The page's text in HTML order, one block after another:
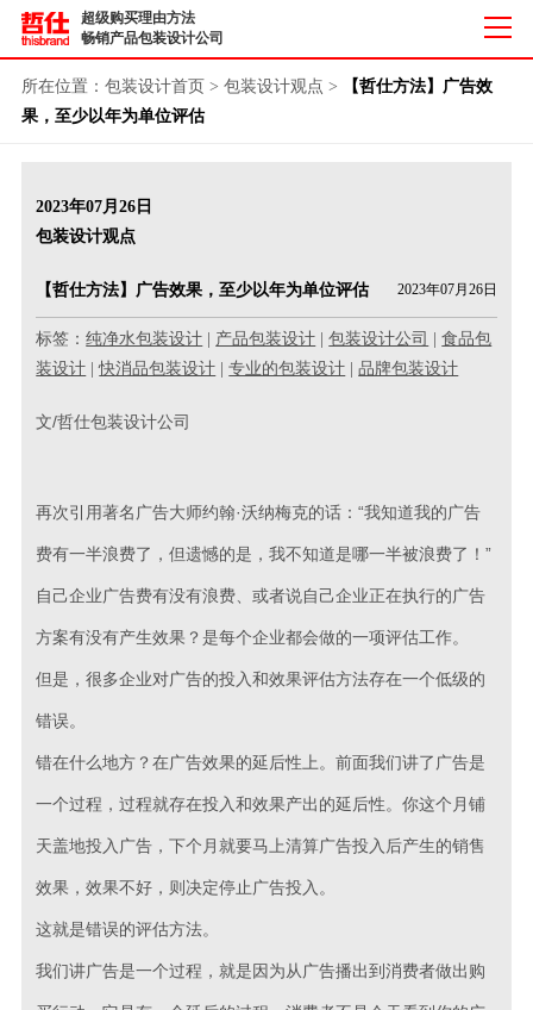
超级购买理由方法
畅销产品包装设计公司
所在位置： 包装设计首页 > 包装设计观点 >
【哲仕方法】广告效
果，至少以年为单位评估
2023年07月26日
包装设计观点
【哲仕方法】广告效果，至少以年为单位评估 2023年07月26日
标签：纯净水包装设计 产品包装设计 |包装设计公司 |食品包
装设计 |快消品包装设计 |专业的包装设计 |品牌包装设计
文/哲仕包装设计公司
再次引用著名广告大师约翰·沃纳梅克的话：“我知道我的广告
费有一半浪费了，但遗憾的是，我不知道是哪一半被浪费了！”
自己企业广告费有没有浪费、或者说自己企业正在执行的广告
方案有没有产生效果？是每个企业都会做的一项评估工作。
但是，很多企业对广告的投入和效果评估方法存在一个低级的
错误。
错在什么地方？在广告效果的延后性上。前面我们讲了广告是
一个过程，过程就存在投入和效果产出的延后性。你这个月铺
天盖地投入广告，下个月就要马上清算广告投入后产生的销售
效果，效果不好，则决定停止广告投入。
这就是错误的评估方法。
我们讲广告是一个过程，就是因为从广告播出到消费者做出购